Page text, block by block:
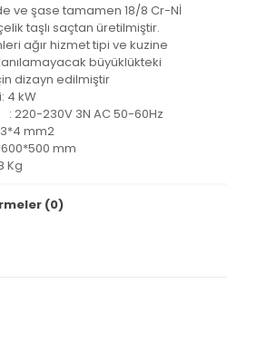
ve şase tamamen 18/8 Cr-Nİ
taşlı saçtan üretilmiştir.
ağır hizmet tipi ve kuzine
büyüklükteki
dizayn edilmiştir
4 kW
: 220-230V 3N AC 50-60Hz
mm2
mm
Kg
(0)